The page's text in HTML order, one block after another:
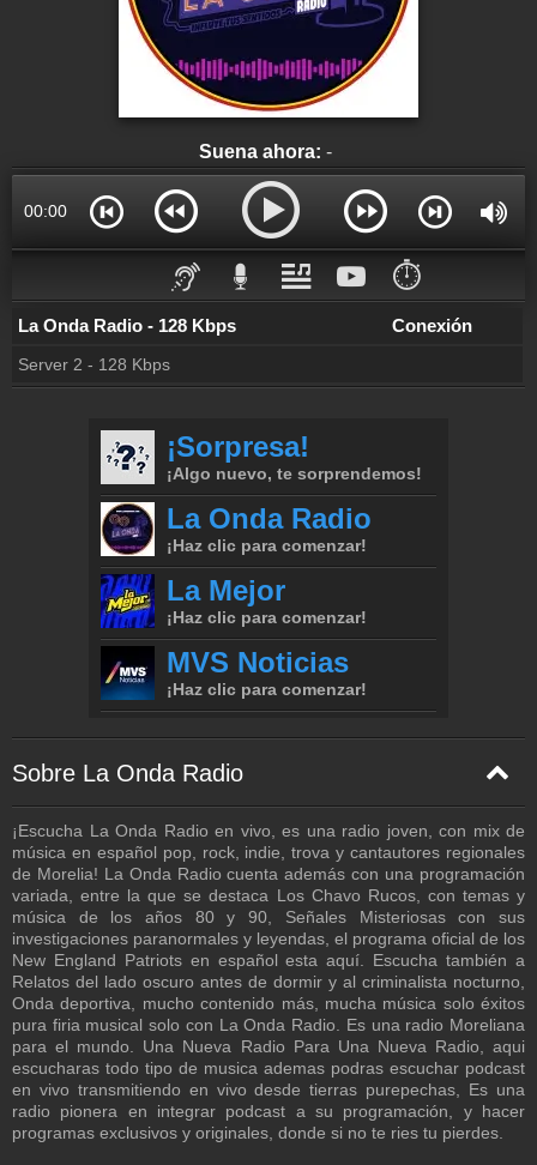
Suena ahora: -
00:00
⏱️
La Onda Radio - 128 Kbps Conexión
Server 2 - 128 Kbps
Sobre La Onda Radio
¡Escucha La Onda Radio en vivo, es una radio joven, con mix de
música en español pop, rock, indie, trova y cantautores regionales
de Morelia! La Onda Radio cuenta además con una programación
variada, entre la que se destaca Los Chavo Rucos, con temas y
música de los años 80 y 90, Señales Misteriosas con sus
investigaciones paranormales y leyendas, el programa oficial de los
New England Patriots en español esta aquí. Escucha también a
Relatos del lado oscuro antes de dormir y al criminalista nocturno,
Onda deportiva, mucho contenido más, mucha música solo éxitos
pura firia musical solo con La Onda Radio. Es una radio Moreliana
para el mundo. Una Nueva Radio Para Una Nueva Radio, aqui
escucharas todo tipo de musica ademas podras escuchar podcast
en vivo transmitiendo en vivo desde tierras purepechas, Es una
radio pionera en integrar podcast a su programación, y hacer
programas exclusivos y originales, donde si no te ries tu pierdes.